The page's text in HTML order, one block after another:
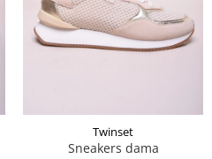
Twinset
Sneakers dama